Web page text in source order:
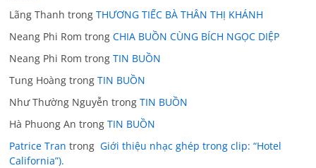
Lãng Thanh trongTHƯƠNG TIẾC BÀ THÂN THỊ KHÁNH
Neang Phi Rom trongCHIA BUỒN CÙNG BÍCH NGỌC DIỆP
Neang Phi Rom trongTIN BUỒN
Tung Hoàng trongTIN BUỒN
Như Thường Nguyễn trongTIN BUỒN
Hà Phuong An trongTIN BUỒN
Patrice Tran trong Giới thiệu nhạc ghép trong clip: “Hotel
California”).